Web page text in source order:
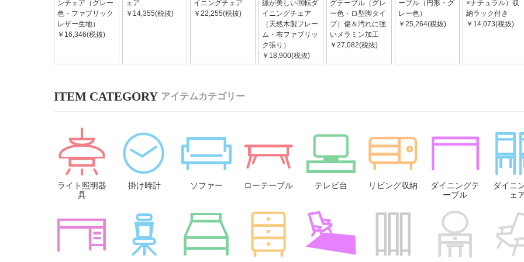
ンチェア（グレー
色・ファブリック
レザー生地）
￥16,346(税抜)
ェア
￥14,355(税抜)
イニングチェア
￥22,255(税抜)
線が美しい回転ダ
イニングチェア
（天然木製フレー
ム・布ファブリッ
ク張り）
￥18,900(税抜)
グテーブル（グレ
ー色・ロ型脚タイ
プ）傷＆汚れに強
いメラミン加工
￥27,082(税抜)
ーブル（円形・グ
レー色）
￥25,264(税抜)
×ナチュラル）収
納ラック付き
￥14,073(税抜)
アイテムカテゴリー
ライト照明器
具
掛け時計 ソファー ローテーブル テレビ台 リビング収納
ダイニングテ
ーブル
ダイニ
ェ